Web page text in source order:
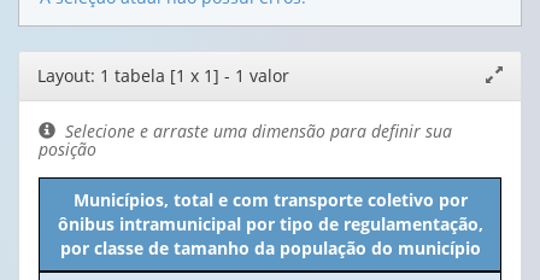
Editor
de
layout
janela
Layout: 1 tabela [1 x 1] - 1 valor
Selecione e arraste uma dimensão para definir sua
posição
Municípios, total e com transporte coletivo por
ônibus intramunicipal por tipo de regulamentação,
por classe de tamanho da população do município